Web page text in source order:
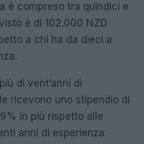
è compreso tra quindici e
è di 102.000 NZD
a chi ha da dieci a
di vent’anni di
ricevono uno stipendio di
9% in più rispetto alle
anni di esperienza.